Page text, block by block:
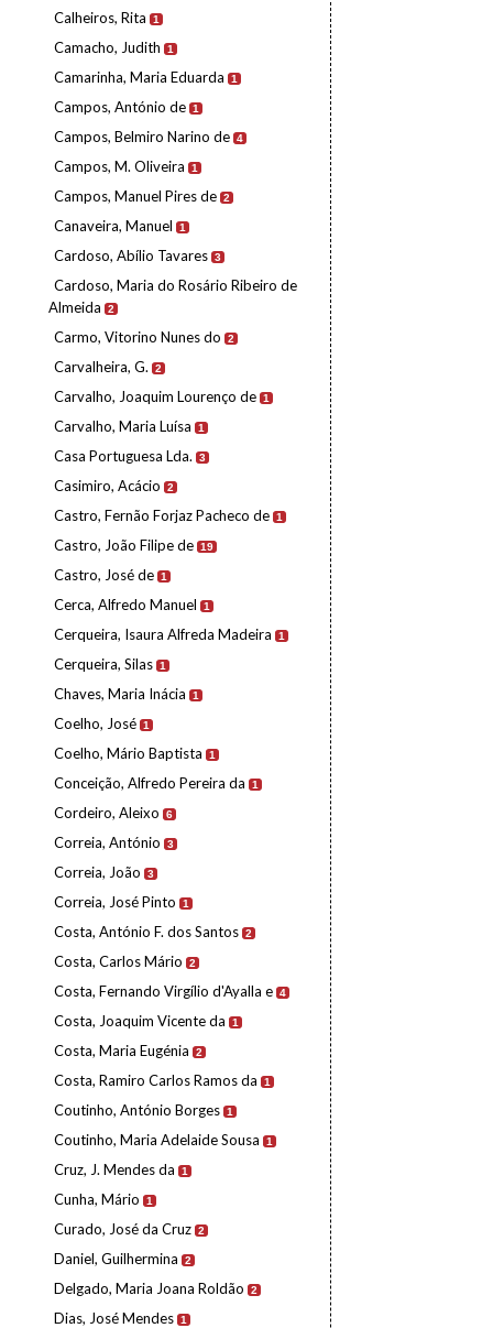
Calheiros, Rita 1
Camacho, Judith 1
Camarinha, Maria Eduarda 1
Campos, António de 1
Campos, Belmiro Narino de 4
Campos, M. Oliveira 1
Campos, Manuel Pires de 2
Canaveira, Manuel 1
Cardoso, Abílio Tavares 3
Cardoso, Maria do Rosário Ribeiro de
Almeida
2
Carmo, Vitorino Nunes do 2
Carvalheira, G. 2
Carvalho, Joaquim Lourenço de 1
Carvalho, Maria Luísa 1
Casa Portuguesa Lda. 3
Casimiro, Acácio 2
Castro, Fernão Forjaz Pacheco de 1
Castro, João Filipe de 19
Castro, José de 1
Cerca, Alfredo Manuel 1
Cerqueira, Isaura Alfreda Madeira 1
Cerqueira, Silas 1
Chaves, Maria Inácia 1
Coelho, José 1
Coelho, Mário Baptista 1
Conceição, Alfredo Pereira da 1
Cordeiro, Aleixo 6
Correia, António 3
Correia, João 3
Correia, José Pinto 1
Costa, António F. dos Santos 2
Costa, Carlos Mário 2
Costa, Fernando Virgílio d'Ayalla e 4
Costa, Joaquim Vicente da 1
Costa, Maria Eugénia 2
Costa, Ramiro Carlos Ramos da 1
Coutinho, António Borges 1
Coutinho, Maria Adelaide Sousa 1
Cruz, J. Mendes da 1
Cunha, Mário 1
Curado, José da Cruz 2
Daniel, Guilhermina 2
Delgado, Maria Joana Roldão 2
Dias, José Mendes 1